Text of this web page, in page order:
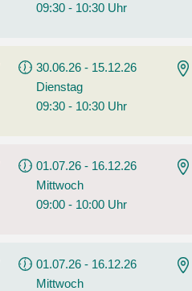
09:30 - 10:30 Uhr
30.06.26 - 15.12.26
Dienstag
09:30 - 10:30 Uhr
01.07.26 - 16.12.26
Mittwoch
09:00 - 10:00 Uhr
01.07.26 - 16.12.26
Mittwoch